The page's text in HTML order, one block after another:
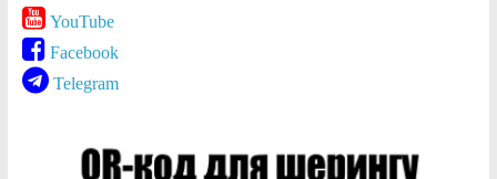
YouTube
Facebook
Telegram